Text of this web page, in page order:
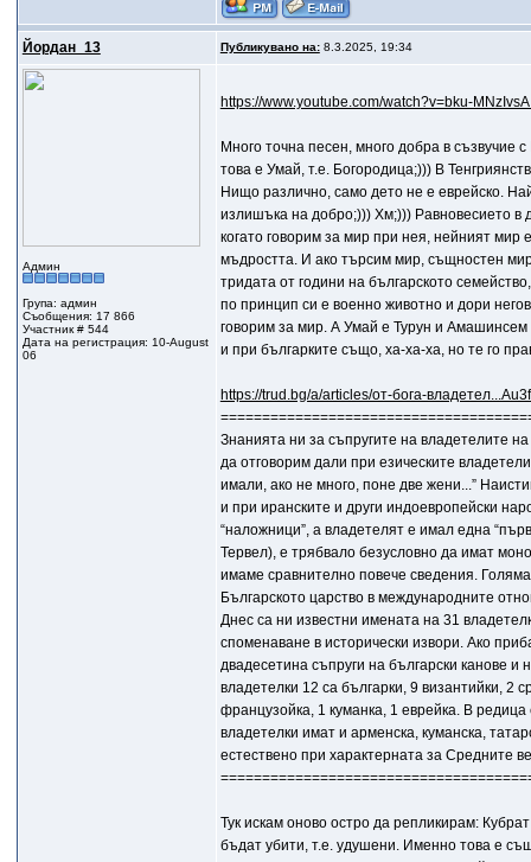
Йордан_13 Публикувано на:8.3.2025, 19:34
Админ
Група: админ
Съобщения: 17 866
Участник # 544
Дата на регистрация: 10-August
06
https://www.youtube.com/watch?v=bku-
Много точна песен, много добра в съзвучие
това е Умай, т.е. Богородица;))) В
Нищо различно, само дето не е еврейско.
излишъка на добро;))) Хм;))) Равновесието в
когато говорим за мир при нея, нейният
мъдростта. И ако търсим мир, същностен
тридата от години на българското
по принцип си е военно животно и дори
говорим за мир. А Умай е Турун и
и при българките също, ха-ха-ха, но те го
https://trud.bg/a/articles/от-бога-
Знанията ни за съпругите на владетелите
да отговорим дали при езическите
имали, ако не много, поне две жени...”
и при иранските и други индоевропейски
“наложници”, а владетелят е имал една
Тервел), е трябвало безусловно да имат
имаме сравнително повече сведения.
Българското царство в международните
Днес са ни известни имената на 31
споменаване в исторически извори. Ако
двадесетина съпруги на български канове
владетелки 12 са българки, 9 византийки, 2
французойка, 1 куманка, 1 еврейка. В редица
владетелки имат и арменска, куманска,
естествено при характерната за Средните
Тук искам оново остро да репликирам:
бъдат убити, т.е. удушени. Именно това е